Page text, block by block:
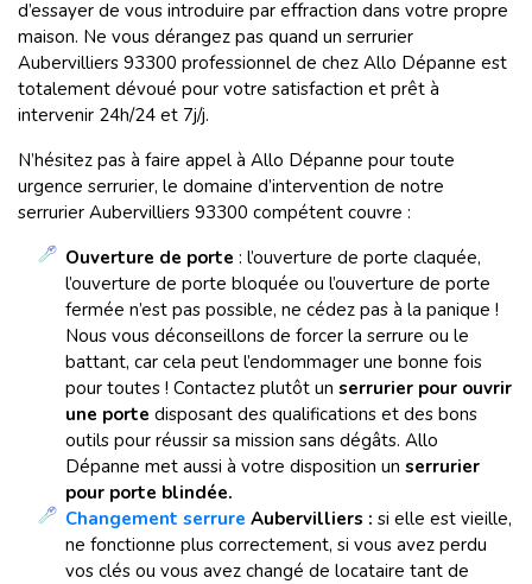
d’essayer de vous introduire par effraction dans votre propre
maison. Ne vous dérangez pas quand un serrurier
Aubervilliers 93300 professionnel de chez Allo Dépanne est
totalement dévoué pour votre satisfaction et prêt à
intervenir 24h/24 et 7j/j.
N’hésitez pas à faire appel à Allo Dépanne pour toute
urgence serrurier, le domaine d’intervention de notre
serrurier Aubervilliers 93300 compétent couvre :
Ouverture de porte : l’ouverture de porte claquée,
l’ouverture de porte bloquée ou l’ouverture de porte
fermée n’est pas possible, ne cédez pas à la panique !
Nous vous déconseillons de forcer la serrure ou le
battant, car cela peut l’endommager une bonne fois
pour toutes ! Contactez plutôt un serrurier pour ouvrir
une porte disposant des qualifications et des bons
outils pour réussir sa mission sans dégâts. Allo
Dépanne met aussi à votre disposition un serrurier
pour porte blindée.
Changement serrure Aubervilliers : si elle est vieille,
ne fonctionne plus correctement, si vous avez perdu
vos clés ou vous avez changé de locataire tant de